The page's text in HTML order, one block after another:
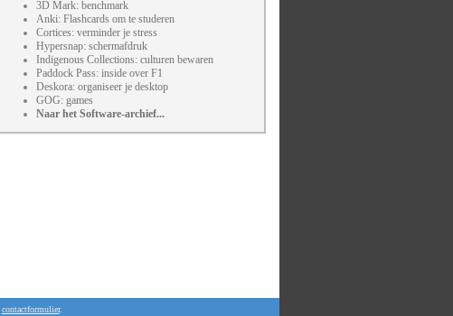
3D Mark: benchmark
Anki: Flashcards om te studeren
Cortices: verminder je stress
Hypersnap: schermafdruk
Indigenous Collections: culturen bewaren
Paddock Pass: inside over F1
Deskora: organiseer je desktop
GOG: games
Naar het Software-archief...
contactformulier.